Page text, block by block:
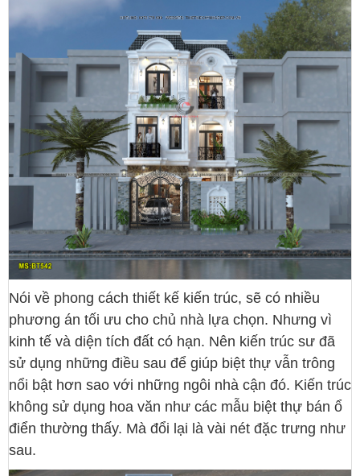
Nói về phong cách thiết kế kiến trúc, sẽ có nhiều
phương án tối ưu cho chủ nhà lựa chọn. Nhưng vì
kinh tế và diện tích đất có hạn. Nên kiến trúc sư đã
sử dụng những điều sau để giúp biệt thự vẫn trông
nổi bật hơn sao với những ngôi nhà cận đó. Kiến trúc
không sử dụng hoa văn như các mẫu biệt thự bán ổ
điển thường thấy. Mà đổi lại là vài nét đặc trưng như
sau.